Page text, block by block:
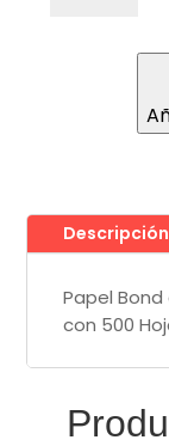
Hojas
Diem
Premium
cantidad
Descripción
Papel
con 500